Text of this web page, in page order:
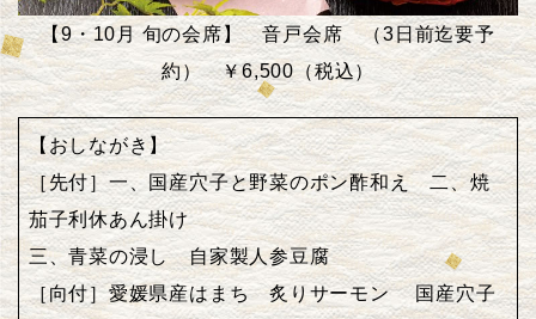
【9・10月 旬の会席】 音戸会席 （3日前迄要予
約） ￥6,500（税込）
【おしながき】
［先付］一、国産穴子と野菜のポン酢和え 二、焼
茄子利休あん掛け
三、青菜の浸し 自家製人参豆腐
［向付］愛媛県産はまち 炙りサーモン 国産穴子